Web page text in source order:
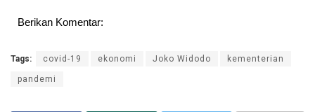
Berikan Komentar:
Tags: covid-19 ekonomi Joko Widodo kementerian
pandemi